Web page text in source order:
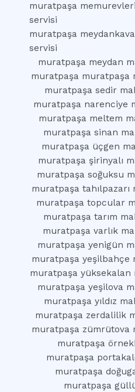
muratpaşa
servisi
muratpaşa
servisi
muratpaşa meydan
muratpaşa muratpaşa
muratpaşa sedir
muratpaşa narenciye
muratpaşa meltem
muratpaşa sinan
muratpaşa üçgen
muratpaşa şirinyalı
muratpaşa soğuksu
muratpaşa
muratpaşa topcular
muratpaşa tarım
muratpaşa varlık
muratpaşa yenigün
muratpaşa yeşilbahçe
muratpaşa yüksekalan
muratpaşa yeşilova
muratpaşa yıldız
muratpaşa zerdalilik
muratpaşa zümrütova
muratpaşa
muratpaşa
muratpaşa
muratpaşa